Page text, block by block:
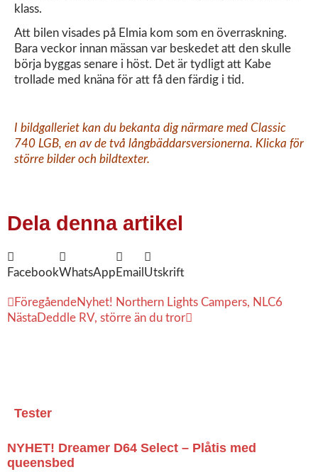
klass.
Att bilen visades på Elmia kom som en överraskning.
Bara veckor innan mässan var beskedet att den skulle
börja byggas senare i höst. Det är tydligt att Kabe
trollade med knäna för att få den färdig i tid.
I bildgalleriet kan du bekanta dig närmare med Classic
740 LGB, en av de två långbäddarsversionerna. Klicka för
större bilder och bildtexter.
Dela denna artikel
FacebookWhatsApp Email Utskrift
FöregåendeNyhet! Northern Lights Campers, NLC6
NästaDeddle RV, större än du tror
Tester
NYHET! Dreamer D64 Select – Plåtis med
queensbed